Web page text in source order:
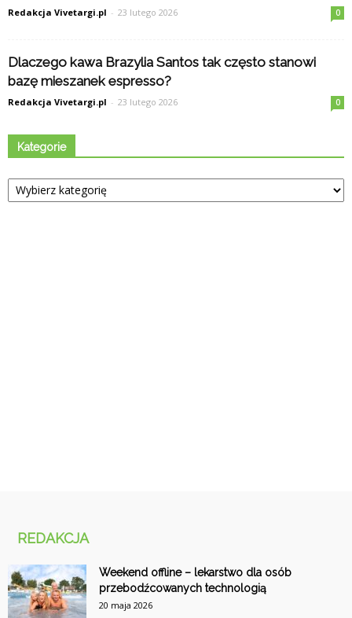
Redakcja Vivetargi.pl - 23 lutego 2026 0
Dlaczego kawa Brazylia Santos tak często stanowi
bazę mieszanek espresso?
Redakcja Vivetargi.pl - 23 lutego 2026 0
Kategorie
Kategorie
REDAKCJA
Weekend offline – lekarstwo dla osób
przebodźcowanych technologią
20 maja 2026